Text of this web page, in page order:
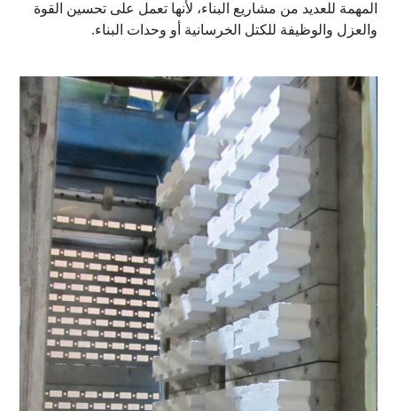
المهمة للعديد من مشاريع البناء، لأنها تعمل على تحسين القوة
والعزل والوظيفة للكتل الخرسانية أو وحدات البناء.